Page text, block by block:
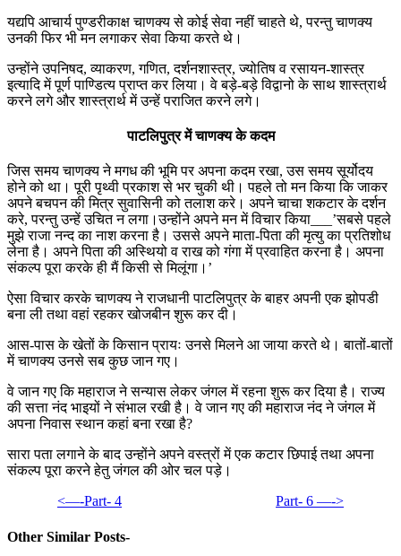
यद्यपि आचार्य पुण्डरीकाक्ष चाणक्य से कोई सेवा नहीं चाहते थे, परन्तु चाणक्य
उनकी फिर भी मन लगाकर सेवा किया करते थे।
उन्होंने उपनिषद, व्याकरण, गणित, दर्शनशास्त्र, ज्योतिष व रसायन-शास्त्र
इत्यादि में पूर्ण पाण्डित्य प्राप्त कर लिया। वे बड़े-बड़े विद्वानो के साथ शास्त्रार्थ
करने लगे और शास्त्रार्थ में उन्हें पराजित करने लगे।
पाटलिपुत्र में चाणक्य के कदम
जिस समय चाणक्य ने मगध की भूमि पर अपना कदम रखा, उस समय सूर्योदय
होने को था। पूरी पृथ्वी प्रकाश से भर चुकी थी। पहले तो मन किया कि जाकर
अपने बचपन की मित्र सुवासिनी को तलाश करे। अपने चाचा शकटार के दर्शन
करे, परन्तु उन्हें उचित न लगा।उन्होंने अपने मन में विचार किया___’सबसे पहले
मुझे राजा नन्द का नाश करना है। उससे अपने माता-पिता की मृत्यु का प्रतिशोध
लेना है। अपने पिता की अस्थियो व राख को गंगा में प्रवाहित करना है। अपना
संकल्प पूरा करके ही मैं किसी से मिलूंगा।’
ऐसा विचार करके चाणक्य ने राजधानी पाटलिपुत्र के बाहर अपनी एक झोपडी
बना ली तथा वहां रहकर खोजबीन शुरू कर दी।
आस-पास के खेतों के किसान प्रायः उनसे मिलने आ जाया करते थे। बातों-बातों
में चाणक्य उनसे सब कुछ जान गए।
वे जान गए कि महाराज ने सन्यास लेकर जंगल में रहना शुरू कर दिया है। राज्य
की सत्ता नंद भाइयों ने संभाल रखी है। वे जान गए की महाराज नंद ने जंगल में
अपना निवास स्थान कहां बना रखा है?
सारा पता लगाने के बाद उन्होंने अपने वस्त्रों में एक कटार छिपाई तथा अपना
संकल्प पूरा करने हेतु जंगल की ओर चल पड़े।
<—-Part- 4
Part- 6 —->
Other Similar Posts-